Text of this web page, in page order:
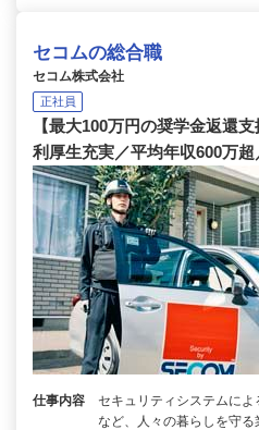
セコムの総合職
セコム株式会社
正社員
【最大100万円の奨学金返還
利厚生充実／平均年収600万
仕事内容
セキュリティシステムに
など、人々の暮らしを守